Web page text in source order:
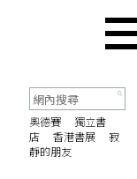
奧德賽
獨立書
店
香港書展
寂
靜的朋友